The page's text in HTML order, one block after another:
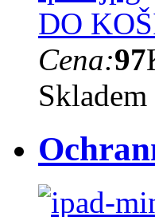
DO
Cena:97
Skladem